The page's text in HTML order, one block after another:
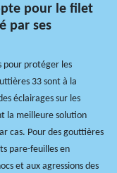
pour le filet
par ses
pour protéger les
33 sont à la
éclairages sur les
la meilleure solution
cas. Pour des gouttières
pare-feuilles en
et aux agressions des